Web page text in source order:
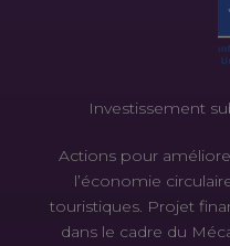
Investissement
Actions pour
l’économie
touristiques. Projet
dans le cadre du